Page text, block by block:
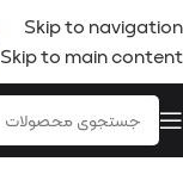
Skip to navigation
Skip to main content